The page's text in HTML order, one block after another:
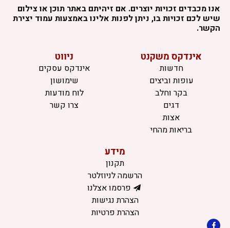
אנו מכבדים זכויות יוצרים. אם זיהיתם באתר תוכן או צילום
שיש לכם זכויות בו, ניתן לפנות אלינו באמצעות עמוד יצירת
הקשר.
אינדקס משקנט
חדשות
עופות וביצים
בקר וחלב
דגים
אצות
בריאות מהחי
ניווט
אינדקס עסקים
שימושון
לוח מודעות
צרו קשר
מידע
תקנון
הרשמה לניוזלטר
פרסמו אצלנו
הצהרת נגישות
הצהרת פרטיות